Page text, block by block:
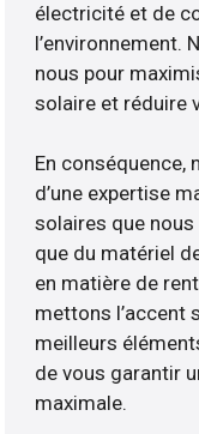
électricité et de
l’environnement.
nous pour
solaire et réduire
En conséquence,
d’une expertise
solaires que nous
que du matériel
en matière de
mettons l’accent
meilleurs
de vous garantir
maximale.